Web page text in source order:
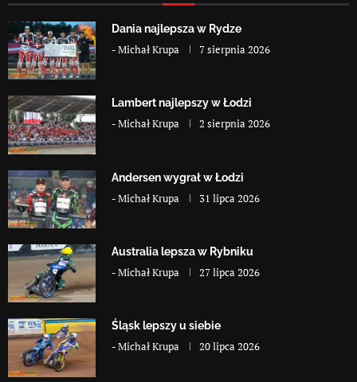
Dania najlepsza w Rydze
-Michał Krupa 7 sierpnia 2026
Lambert najlepszy w Łodzi
-Michał Krupa 2 sierpnia 2026
Andersen wygrał w Łodzi
-Michał Krupa 31 lipca 2026
Australia lepsza w Rybniku
-Michał Krupa 27 lipca 2026
Śląsk lepszy u siebie
-Michał Krupa 20 lipca 2026